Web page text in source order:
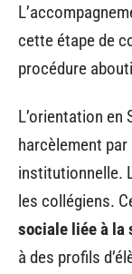
cette étape de
procédure
L’orientation en
harcèlement
institutionnelle.
les collégiens.
sociale liée à
à des profils